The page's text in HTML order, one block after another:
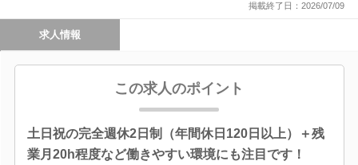
掲載終了日：2026/07/09
求人情報
この求人のポイント
土日祝の完全週休2日制（年間休日120日以上）＋残
業月20h程度など働きやすい環境にも注目です！